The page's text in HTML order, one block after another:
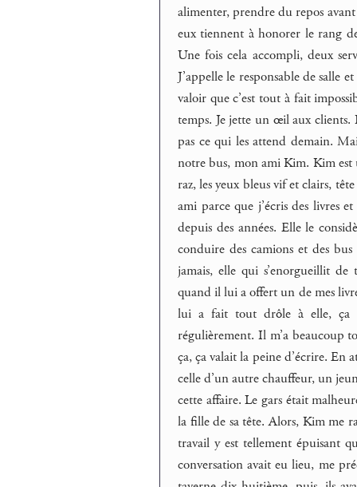
alimenter, prendre du repos
eux tiennent à honorer le rang
Une fois cela accompli, deux
J’appelle le responsable de salle
valoir que c’est tout à fait
temps. Je jette un œil aux clients.
pas ce qui les attend demain.
notre bus, mon ami Kim. Kim est
raz, les yeux bleus vif et clairs,
ami parce que j’écris des livres
depuis des années. Elle le
conduire des camions et des
jamais, elle qui s’enorgueillit
quand il lui a offert un de mes
lui a fait tout drôle à elle, ça
régulièrement. Il m’a beaucoup
ça, ça valait la peine d’écrire. En
celle d’un autre chauffeur, un
cette affaire. Le gars était
la fille de sa tête. Alors, Kim me
travail y est tellement épuisant
conversation avait eu lieu, me